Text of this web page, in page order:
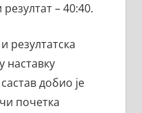
– 40:40.
резултатска
наставку
добио је
почетка